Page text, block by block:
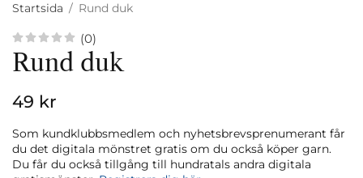
Startsida / Rund duk
(0)
Rund duk
49 kr
Som kundklubbsmedlem och nyhetsbrevsprenumerant får
du det digitala mönstret gratis om du också köper garn.
Du får du också tillgång till hundratals andra digitala